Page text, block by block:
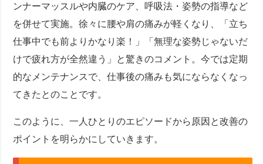
ンナーマッスルや内臓のケア、呼吸法・姿勢の指導など
を併せて実施。徐々に腰や肩の痛みが軽くなり、「立ち
仕事中でも前よりかなり楽！」「無理な姿勢じゃないだ
けで疲れ方が全然違う」と驚きのコメント。今では定期
的なメンテナンスで、仕事後の痛みも気にならなくなっ
てきたとのことです。
このように、一人ひとりのエピソードから原因と改善の
ポイントを明らかにしていきます。